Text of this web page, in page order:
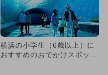
横浜の小学生（6歳以上）に
おすすめのおでかけスポット